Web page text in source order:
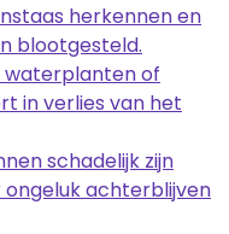
herkennen en
blootgesteld.
waterplanten of
in verlies van het
schadelijk zijn
achterblijven